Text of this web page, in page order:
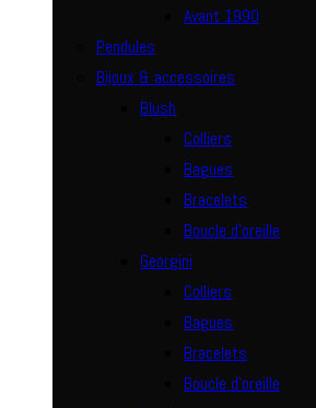
Avant 1990
Pendules
Bijoux & accessoires
Blush
Colliers
Bagues
Bracelets
Boucle d’oreille
Georgini
Colliers
Bagues
Bracelets
Boucle d’oreille